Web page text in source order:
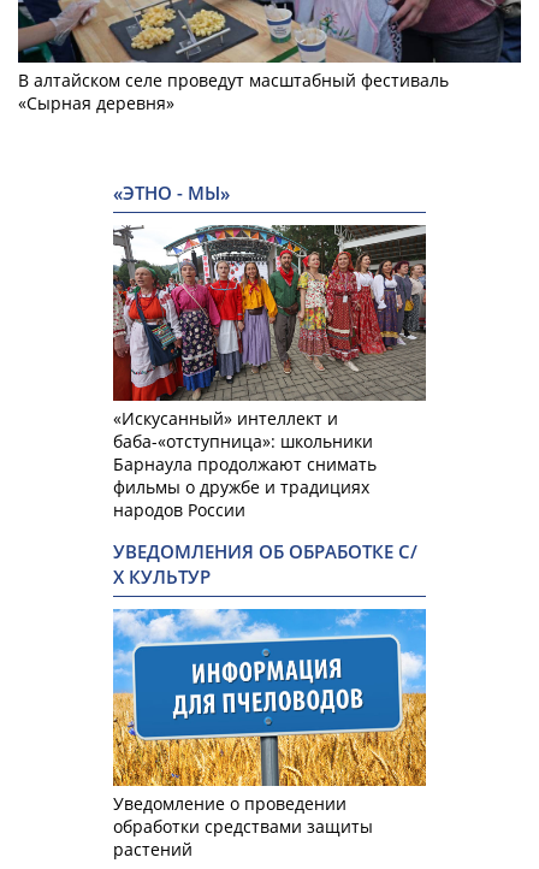
В алтайском селе проведут масштабный фестиваль
«Сырная деревня»
«ЭТНО - МЫ»
«Искусанный» интеллект и
баба-«отступница»: школьники
Барнаула продолжают снимать
фильмы о дружбе и традициях
народов России
УВЕДОМЛЕНИЯ ОБ ОБРАБОТКЕ С/
Х КУЛЬТУР
Уведомление о проведении
обработки средствами защиты
растений